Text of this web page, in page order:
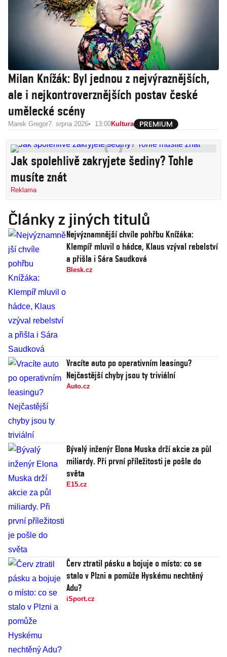
Milan Knížák: Byl jednou z nejvýraznějších,
ale i nejkontroverznějších postav české
umělecké scény
Marek Gregor7. srpna 2026 13:00Kultura
Jak spolehlivě zakryjete šediny? Tohle
musíte znát
Reklama
Články z jiných titulů
Nejvýznamnější chvíle pohřbu Knížáka:
Klempíř mluvil o hádce, Klaus vzýval rebelství
a přišla i Sára Saudková
Blesk.cz
Vracíte auto po operativním leasingu?
Nejčastější chyby jsou ty triviální
Auto.cz
Bývalý inženýr Elona Muska drží akcie za půl
miliardy. Při první příležitosti je pošle do
světa
E15.cz
Červ ztratil pásku a bojuje o místo: co se
stalo v Plzni a pomůže Hyskému nechtěný
Adu?
iSport.cz